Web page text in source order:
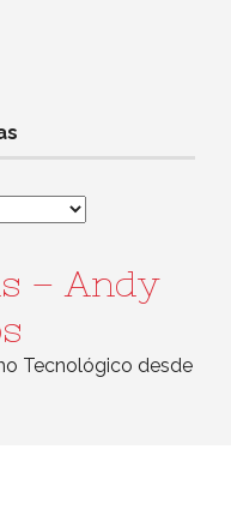
– Andy
Tecnológico desde